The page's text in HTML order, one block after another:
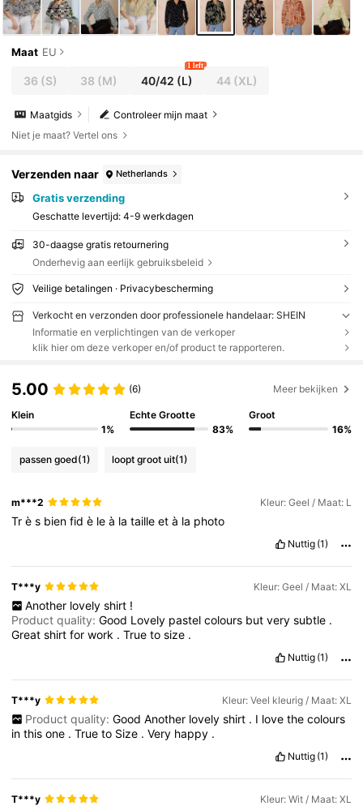
Maat EU
36 (S) 38 (M) 40/42 (L)
1 left
44(XL)
Controleer mijn maat
Maatgids
Niet je maat? Vertel ons
Verzenden naar Netherlands
Gratis verzending
Geschatte levertijd: 4-9 werkdagen
30-daagse gratis retournering
Onderhevig aan eerlijk gebruiksbeleid
Veilige betalingen · Privacybescherming
Verkocht en verzonden door professionele handelaar: SHEIN
Informatie en verplichtingen van de verkoper
klik hier om deze verkoper en/of product te rapporteren.
5.00 (6) Meer bekijken
Klein
1%
Echte Grootte
83%
Groot
16%
passen goed(1) loopt groot uit(1)
m***2 Kleur: Geel / Maat: L
Très bienfidè leà latailleetà la photo
Nuttig (1)
T***y Kleur: Geel / Maat: XL
Another lovely shirt !
Product quality:Good Lovely pastelcolours butverysubtle .
Greatshirtforwork .Truetosize .
Nuttig (1)
T***y Kleur: Veel kleurig / Maat: XL
Product quality: Good Another lovely shirt . I love the colours
inthisone .Trueto Size .Very happy .
Nuttig (1)
T***y Kleur: Wit / Maat: XL